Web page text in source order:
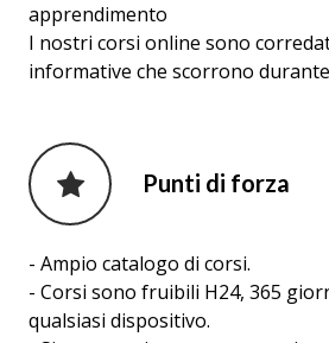
apprendimento
I nostri corsi online sono
informative che scorrono
Punti di forza
- Ampio catalogo di corsi.
- Corsi sono fruibili H24, 365
qualsiasi dispositivo.